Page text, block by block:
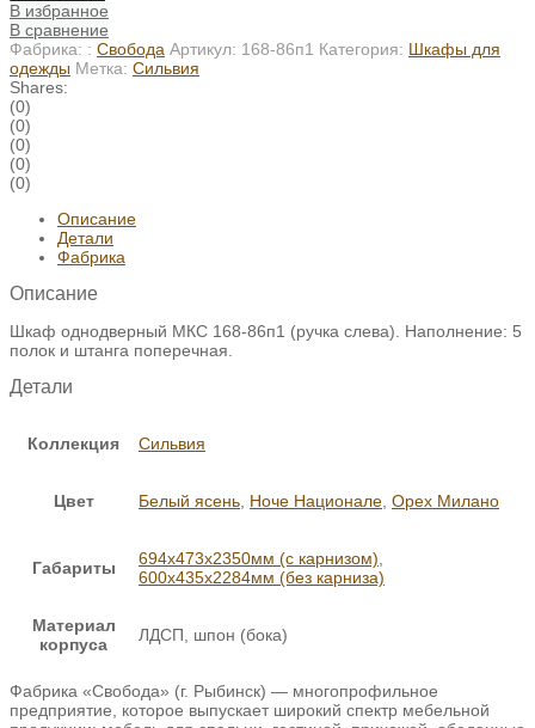
В избранное
В сравнение
Фабрика: : Свобода Артикул: 168-86п1 Категория: Шкафы для
одежды Метка: Сильвия
Shares:
(0)
(0)
(0)
(0)
(0)
Описание
Детали
Фабрика
Описание
Шкаф однодверный МКС 168-86п1 (ручка слева). Наполнение: 5
полок и штанга поперечная.
Детали
Коллекция Сильвия
Цвет Белый ясень, Ноче Национале, Орех Милано
Габариты 694х473х2350мм (с карнизом),
600х435х2284мм (без карниза)
Материал
корпуса
ЛДСП, шпон (бока)
Фабрика «Свобода» (г. Рыбинск) — многопрофильное
предприятие, которое выпускает широкий спектр мебельной